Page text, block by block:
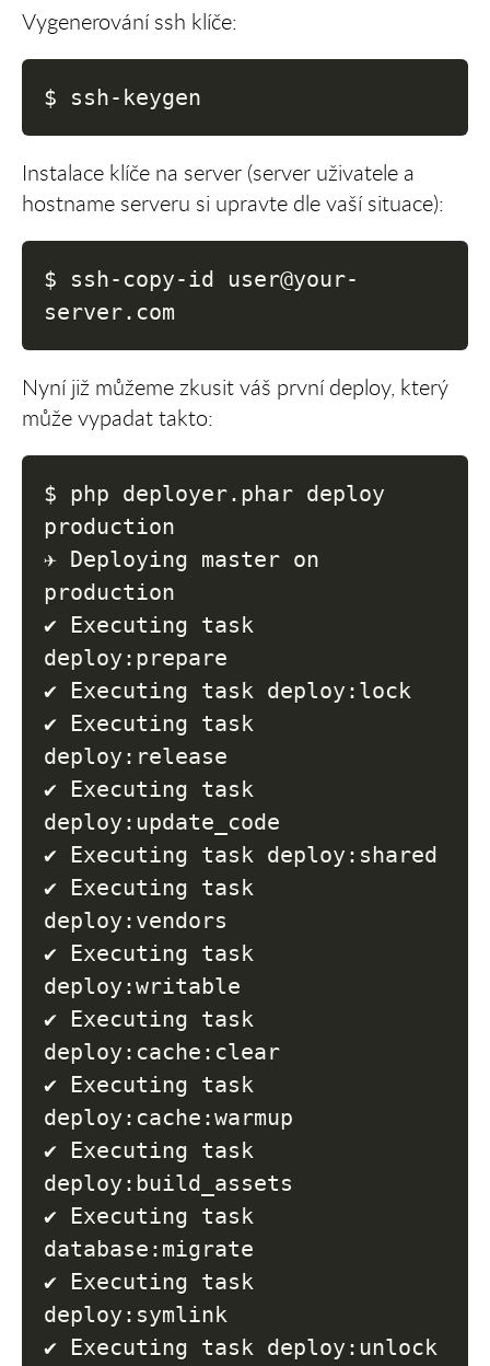
Vygenerování ssh klíče:
$ ssh-keygen
Instalace klíče na server (server uživatele a
hostname serveru si upravte dle vaší situace):
$ ssh-copy-id user@your-
server.com
Nyní již můžeme zkusit váš první deploy, který
může vypadat takto:
$ php deployer.phar deploy
production
✈︎ Deploying master on
production
✔ Executing task
deploy:prepare
✔ Executing task deploy:lock
✔ Executing task
deploy:release
✔ Executing task
deploy:update_code
✔ Executing task deploy:shared
✔ Executing task
deploy:vendors
✔ Executing task
deploy:writable
✔ Executing task
deploy:cache:clear
✔ Executing task
deploy:cache:warmup
✔ Executing task
deploy:build_assets
✔ Executing task
database:migrate
✔ Executing task
deploy:symlink
✔ Executing task deploy:unlock